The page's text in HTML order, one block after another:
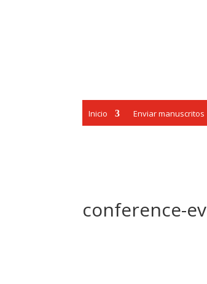
Inicio Enviar manuscritos
conference-